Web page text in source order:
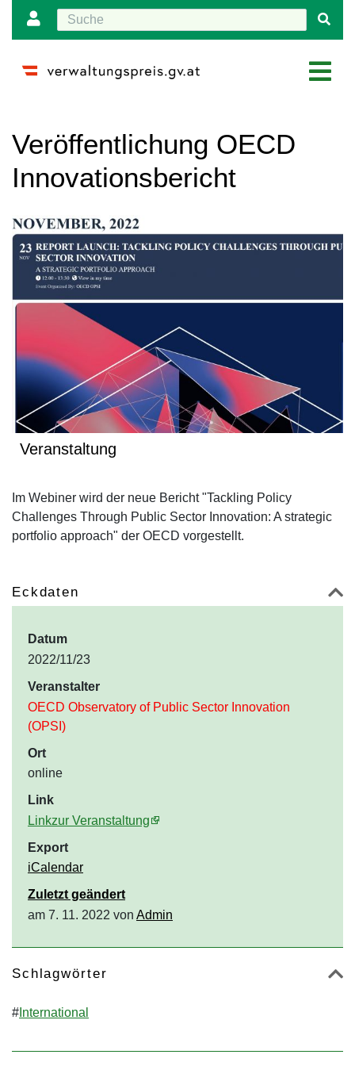
Veröffentlichung OECD
Innovationsbericht
Veranstaltung
Im Webiner wird der neue Bericht "Tackling Policy
Challenges Through Public Sector Innovation: A strategic
portfolio approach" der OECD vorgestellt.
Eckdaten
Datum
2022/11/23
Veranstalter
OECD Observatory of Public Sector Innovation
(OPSI)
Ort
online
Link
Linkzur Veranstaltung
Export
iCalendar
Zuletzt geändert
am 7. 11. 2022 von Admin
Schlagwörter
# International